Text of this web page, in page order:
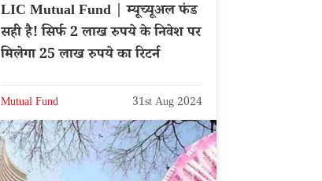
LIC Mutual Fund | म्यूच्यूअल फंड
सही है! सिर्फ 2 लाख रुपये के निवेश पर
मिलेगा 25 लाख रुपये का रिटर्न
Mutual Fund 31st Aug 2024